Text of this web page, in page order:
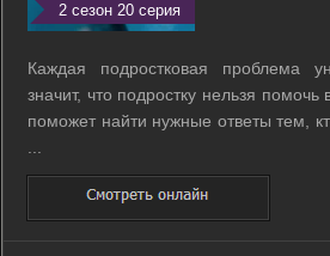
2 сезон 20 серия
Каждая подростковая проблема
значит, что подростку нельзя
поможет найти нужные ответы тем,
...